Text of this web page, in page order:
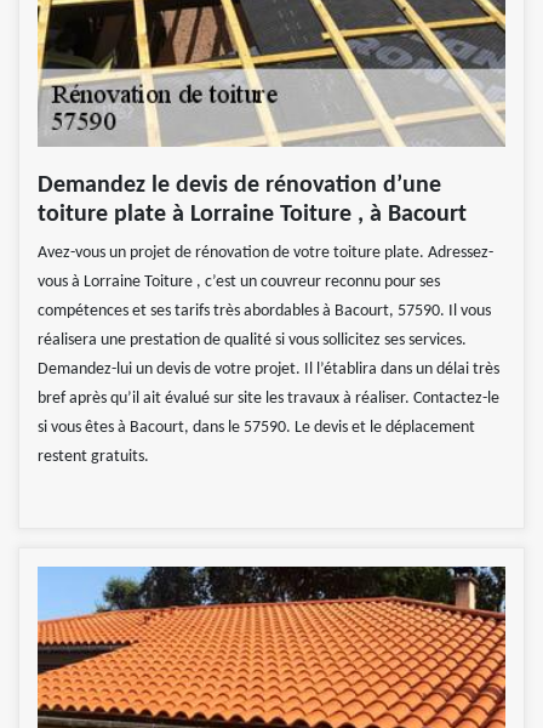
Demandez le devis de rénovation d’une
toiture plate à Lorraine Toiture , à Bacourt
Avez-vous un projet de rénovation de votre toiture plate. Adressez-
vous à Lorraine Toiture , c’est un couvreur reconnu pour ses
compétences et ses tarifs très abordables à Bacourt, 57590. Il vous
réalisera une prestation de qualité si vous sollicitez ses services.
Demandez-lui un devis de votre projet. Il l’établira dans un délai très
bref après qu’il ait évalué sur site les travaux à réaliser. Contactez-le
si vous êtes à Bacourt, dans le 57590. Le devis et le déplacement
restent gratuits.